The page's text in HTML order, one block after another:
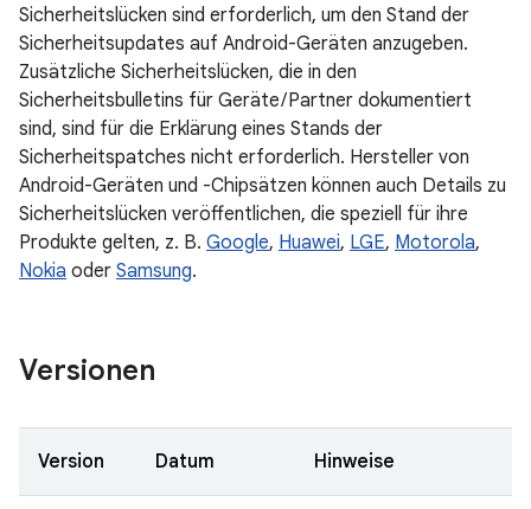
Sicherheitslücken sind erforderlich, um den Stand der
Sicherheitsupdates auf Android-Geräten anzugeben.
Zusätzliche Sicherheitslücken, die in den
Sicherheitsbulletins für Geräte / Partner dokumentiert
sind, sind für die Erklärung eines Stands der
Sicherheitspatches nicht erforderlich. Hersteller von
Android-Geräten und -Chipsätzen können auch Details zu
Sicherheitslücken veröffentlichen, die speziell für ihre
Produkte gelten, z. B. Google, Huawei, LGE, Motorola,
Nokia oder Samsung.
Versionen
Version Datum Hinweise